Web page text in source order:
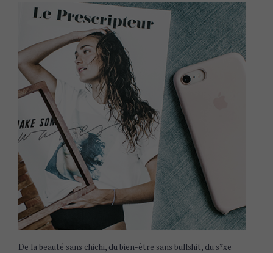
De la beauté sans chichi, du bien-être sans bullshit, du s*xe